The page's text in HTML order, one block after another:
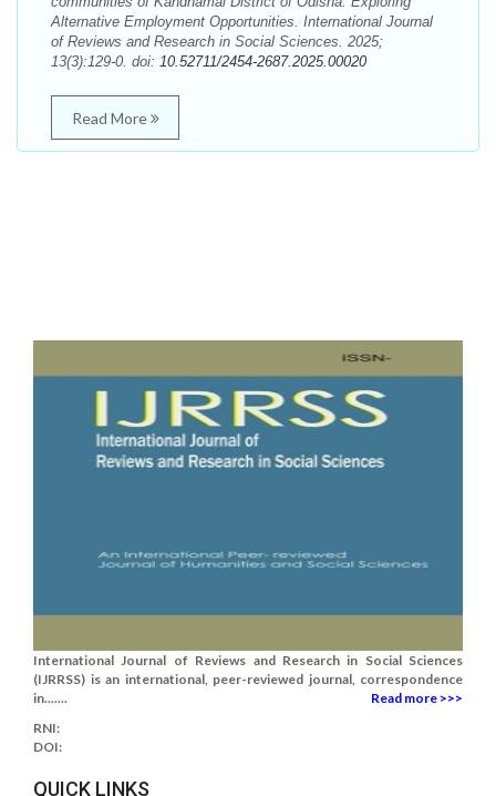
Alternative Employment Opportunities. International Journal
of Reviews and Research in Social Sciences. 2025;
13(3):129-0. doi: 10.52711/2454-2687.2025.00020
Read More
International Journal of Reviews and Research in Social Sciences
(IJRRSS) is an international, peer-reviewed journal, correspondence
in.......
Read more >>>
RNI:
DOI:
QUICK LINKS